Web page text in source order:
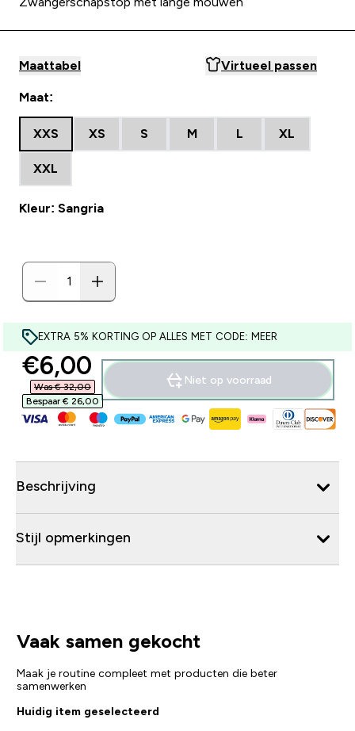
Maattabel Virtueel passen
Maat:
XXS XS S M L XL
XXL
Kleur: Sangria
EXTRA 5% KORTING OP ALLES MET CODE: MEER
discounted price
€6,00‎
Was € 32,00‎
Bespaar € 26,00‎
Niet op voorraad
Beschrijving
Stijl opmerkingen
Vaak samen gekocht
Maak je routine compleet met producten die beter
samenwerken
Huidig item geselecteerd